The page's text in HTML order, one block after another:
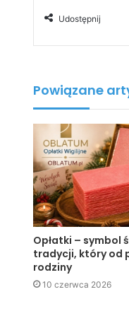
Udostępnij
Powiązane
Opłatki – symbol
tradycji, który od
rodziny
10 czerwca 2026